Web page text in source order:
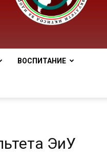
ВОСПИТАНИЕ
ЭиУ